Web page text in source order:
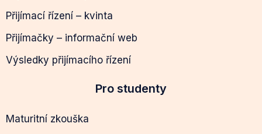
Přijímací řízení – kvinta
Přijímačky – informační web
Výsledky přijímacího řízení
Pro studenty
Maturitní zkouška